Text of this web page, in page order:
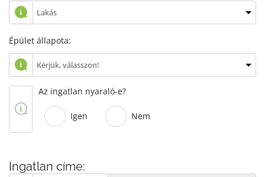
Épület állapota:
Az ingatlan nyaraló-e?
Igen Nem
Ingatlan címe: